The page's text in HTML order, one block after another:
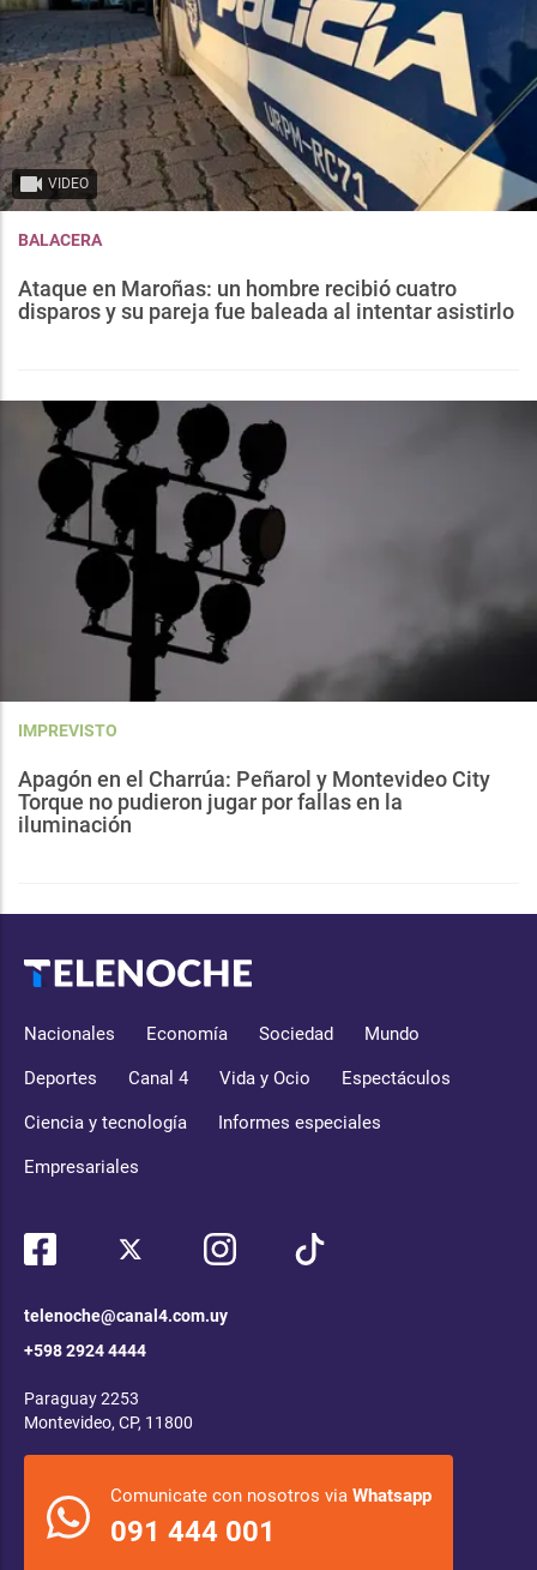
VIDEO
BALACERA
Ataque en Maroñas: un hombre recibió cuatro
disparos y su pareja fue baleada al intentar asistirlo
IMPREVISTO
Apagón en el Charrúa: Peñarol y Montevideo City
Torque no pudieron jugar por fallas en la
iluminación
Nacionales Economía Sociedad Mundo
Deportes Canal 4 Vida y Ocio Espectáculos
Ciencia y tecnología Informes especiales
Empresariales
telenoche@canal4.com.uy
+598 2924 4444
Paraguay 2253
Montevideo, CP, 11800
Comunicate con nosotros via Whatsapp
091 444 001